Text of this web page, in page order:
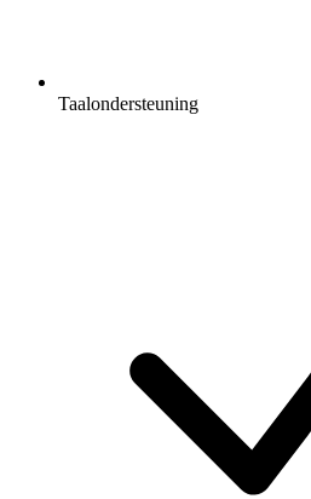
Taalondersteuning